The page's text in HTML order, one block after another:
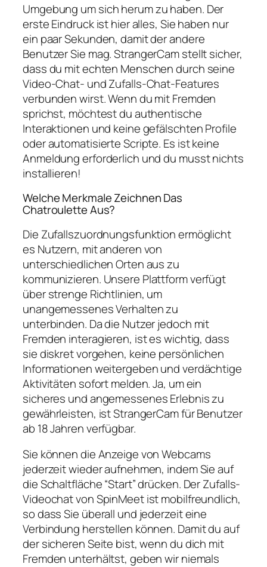
Umgebung um sich herum zu haben. Der
erste Eindruck ist hier alles, Sie haben nur
ein paar Sekunden, damit der andere
Benutzer Sie mag. StrangerCam stellt sicher,
dass du mit echten Menschen durch seine
Video-Chat- und Zufalls-Chat-Features
verbunden wirst. Wenn du mit Fremden
sprichst, möchtest du authentische
Interaktionen und keine gefälschten Profile
oder automatisierte Scripte. Es ist keine
Anmeldung erforderlich und du musst nichts
installieren!
Welche Merkmale Zeichnen Das
Chatroulette Aus?
Die Zufallszuordnungsfunktion ermöglicht
es Nutzern, mit anderen von
unterschiedlichen Orten aus zu
kommunizieren. Unsere Plattform verfügt
über strenge Richtlinien, um
unangemessenes Verhalten zu
unterbinden. Da die Nutzer jedoch mit
Fremden interagieren, ist es wichtig, dass
sie diskret vorgehen, keine persönlichen
Informationen weitergeben und verdächtige
Aktivitäten sofort melden. Ja, um ein
sicheres und angemessenes Erlebnis zu
gewährleisten, ist StrangerCam für Benutzer
ab 18 Jahren verfügbar.
Sie können die Anzeige von Webcams
jederzeit wieder aufnehmen, indem Sie auf
die Schaltfläche “Start” drücken. Der Zufalls-
Videochat von SpinMeet ist mobilfreundlich,
so dass Sie überall und jederzeit eine
Verbindung herstellen können. Damit du auf
der sicheren Seite bist, wenn du dich mit
Fremden unterhältst, geben wir niemals